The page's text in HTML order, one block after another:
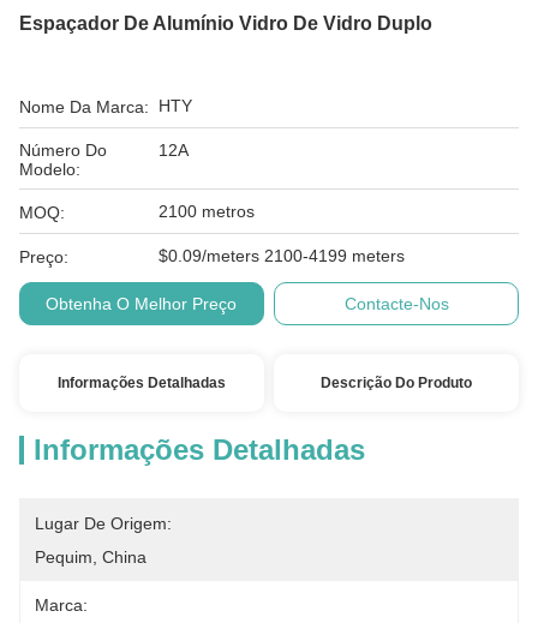
Espaçador De Alumínio Vidro De Vidro Duplo
Nome Da Marca: HTY
Número Do
Modelo:
12A
MOQ: 2100 metros
Preço: $0.09/meters 2100-4199 meters
Obtenha O Melhor Preço Contacte-Nos
Informações Detalhadas Descrição Do Produto
Informações Detalhadas
Lugar De Origem:
Pequim, China
Marca: